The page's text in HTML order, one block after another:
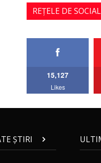
5
REȚELE DE
15,127
Likes
ȘTIRI